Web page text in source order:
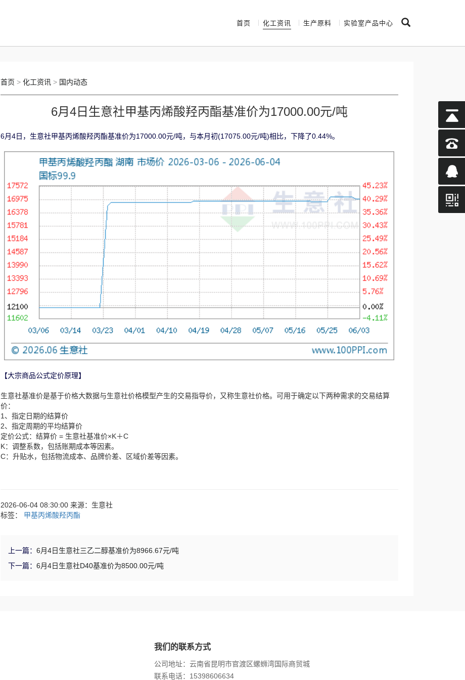
首页 化工资讯 生产原料 实验室产品中心
首页 > 化工资讯> 国内动态
6月4日生意社甲基丙烯酸羟丙酯基准价为17000.00元/吨
6月4日，生意社甲基丙烯酸羟丙酯基准价为17000.00元/吨，与本月初(17075.00元/吨)相比，下降了0.44%。
【大宗商品公式定价原理】
生意社基准价是基于价格大数据与生意社价格模型产生的交易指导价，又称生意社价格。可用于确定以下两种需求的交易结算
价：
1、指定日期的结算价
2、指定周期的平均结算价
定价公式：结算价 = 生意社基准价×K＋C
K：调整系数，包括账期成本等因素。
C：升贴水，包括物流成本、品牌价差、区域价差等因素。
2026-06-04 08:30:00 来源：生意社
标签： 甲基丙烯酸羟丙酯
上一篇： 6月4日生意社三乙二醇基准价为8966.67元/吨
下一篇： 6月4日生意社D40基准价为8500.00元/吨
我们的联系方式
公司地址：云南省昆明市官渡区螺蛳湾国际商贸城
联系电话：15398606634